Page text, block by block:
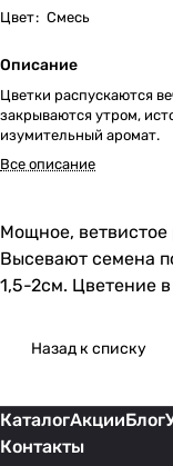
Цвет: Смесь
Описание
Цветки распускаются
закрываются утром,
изумительный аромат.
Все описание
Мощное, ветвистое
Высевают семена
1,5-2см. Цветение
Назад к списку
КаталогАкцииБлог
Контакты